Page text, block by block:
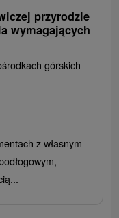
przyrodzie
wymagających
górskich
z własnym